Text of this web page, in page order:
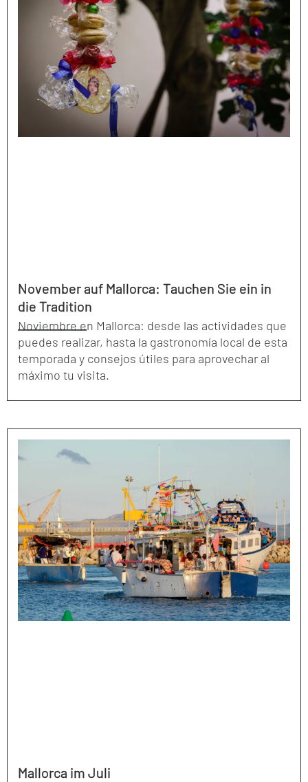
November auf Mallorca: Tauchen Sie ein in
die Tradition
Noviembre en Mallorca: desde las actividades que
puedes realizar, hasta la gastronomía local de esta
temporada y consejos útiles para aprovechar al
máximo tu visita.
Mallorca im Juli